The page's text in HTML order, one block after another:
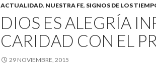
ACTUALIDAD, NUESTRA FE, SIGNOS DE LOS
DIOS ES ALEGRÍA
CARIDAD CON EL
29 NOVIEMBRE, 2015